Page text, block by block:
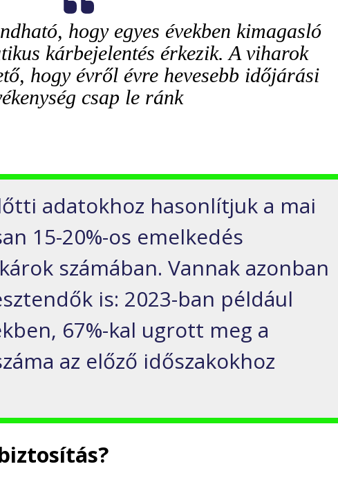
hogy egyes években kimagasló
kárbejelentés érkezik. A viharok
hogy évről évre hevesebb időjárási
csap le ránk
adatokhoz hasonlítjuk a mai
15-20%-os emelkedés
számában. Vannak azonban
is: 2023-ban például
67%-kal ugrott meg a
az előző időszakokhoz